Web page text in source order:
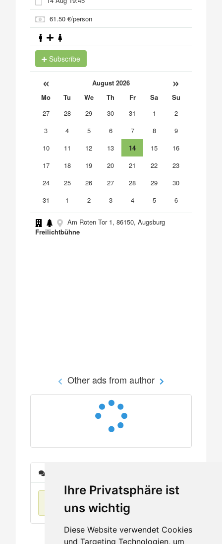
Ihre Privatsphäre ist
uns wichtig
Diese Website verwendet Cookies
und Targeting Technologien, um
61.50 €/person
Subscribe
« August 2026 »
Mo Tu We Th Fr Sa
Su
27
28 29 30 31 1
2
3
4 5 6 7 8
9
10
11 12 13 14 15
16
17
18 19 20 21 22
23
24
25 26 27 28 29
30
31
1 2 3 4 5 6
Am Roten Tor 1, 86150, Augsburg
Freilichtbühne
Other ads from author
No items found